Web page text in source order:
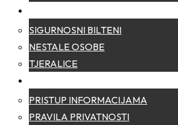
SIGURNOSNI BILTENI
NESTALE OSOBE
TJERALICE
PRISTUP INFORMACIJAMA
PRAVILA PRIVATNOSTI